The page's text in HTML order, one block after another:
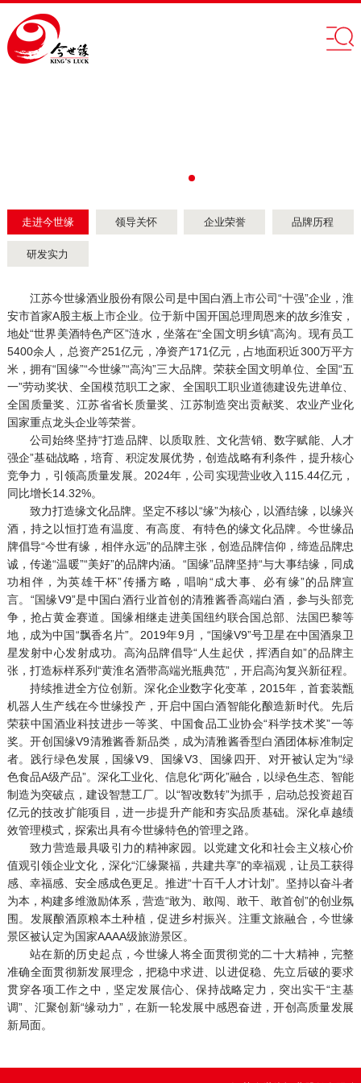
走进今世缘 领导关怀 企业荣誉 品牌历程
研发实力
江苏今世缘酒业股份有限公司是中国白酒上市公司“十强”企业，淮
安市首家A股主板上市企业。位于新中国开国总理周恩来的故乡淮安，
地处“世界美酒特色产区”涟水，坐落在“全国文明乡镇”高沟。现有员工
5400余人，总资产251亿元，净资产171亿元，占地面积近300万平方
米，拥有“国缘”“今世缘”“高沟”三大品牌。荣获全国文明单位、全国“五
一”劳动奖状、全国模范职工之家、全国职工职业道德建设先进单位、
全国质量奖、江苏省省长质量奖、江苏制造突出贡献奖、农业产业化
国家重点龙头企业等荣誉。
公司始终坚持“打造品牌、以质取胜、文化营销、数字赋能、人才
强企”基础战略，培育、积淀发展优势，创造战略有利条件，提升核心
竞争力，引领高质量发展。2024年，公司实现营业收入115.44亿元，
同比增长14.32%。
致力打造缘文化品牌。坚定不移以“缘”为核心，以酒结缘，以缘兴
酒，持之以恒打造有温度、有高度、有特色的缘文化品牌。今世缘品
牌倡导“今世有缘，相伴永远”的品牌主张，创造品牌信仰，缔造品牌忠
诚，传递“温暖”“美好”的品牌内涵。“国缘”品牌坚持“与大事结缘，同成
功相伴，为英雄干杯”传播方略，唱响“成大事、必有缘”的品牌宣
言。“国缘V9”是中国白酒行业首创的清雅酱香高端白酒，参与头部竞
争，抢占黄金赛道。国缘相继走进美国纽约联合国总部、法国巴黎等
地，成为中国“飘香名片”。2019年9月，“国缘V9”号卫星在中国酒泉卫
星发射中心发射成功。高沟品牌倡导“人生起伏，挥洒自如”的品牌主
张，打造标样系列“黄淮名酒带高端光瓶典范”，开启高沟复兴新征程。
持续推进全方位创新。深化企业数字化变革，2015年，首套装甑
机器人生产线在今世缘投产，开启中国白酒智能化酿造新时代。先后
荣获中国酒业科技进步一等奖、中国食品工业协会“科学技术奖”一等
奖。开创国缘V9清雅酱香新品类，成为清雅酱香型白酒团体标准制定
者。践行绿色发展，国缘V9、国缘V3、国缘四开、对开被认定为“绿
色食品A级产品”。深化工业化、信息化“两化”融合，以绿色生态、智能
制造为突破点，建设智慧工厂。以“智改数转”为抓手，启动总投资超百
亿元的技改扩能项目，进一步提升产能和夯实品质基础。深化卓越绩
效管理模式，探索出具有今世缘特色的管理之路。
致力营造最具吸引力的精神家园。以党建文化和社会主义核心价
值观引领企业文化，深化“汇缘聚福，共建共享”的幸福观，让员工获得
感、幸福感、安全感成色更足。推进“十百千人才计划”。坚持以奋斗者
为本，构建多维激励体系，营造“敢为、敢闯、敢干、敢首创”的创业氛
围。发展酿酒原粮本土种植，促进乡村振兴。注重文旅融合，今世缘
景区被认定为国家AAAA级旅游景区。
站在新的历史起点，今世缘人将全面贯彻党的二十大精神，完整
准确全面贯彻新发展理念，把稳中求进、以进促稳、先立后破的要求
贯穿各项工作之中，坚定发展信心、保持战略定力，突出实干“主基
调”、汇聚创新“缘动力”，在新一轮发展中感恩奋进，开创高质量发展
新局面。